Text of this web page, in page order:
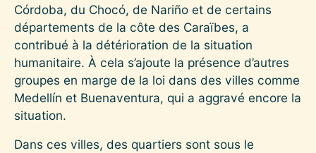
Córdoba, du Chocó, de Nariño et de certains
départements de la côte des Caraïbes, a
contribué à la détérioration de la situation
humanitaire. À cela s’ajoute la présence d’autres
groupes en marge de la loi dans des villes comme
Medellín et Buenaventura, qui a aggravé encore la
situation.
Dans ces villes, des quartiers sont sous le